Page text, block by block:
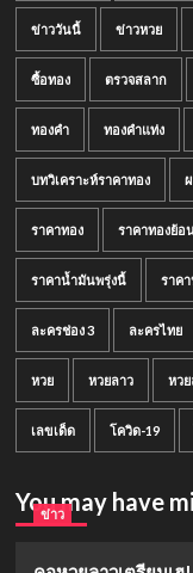
ข่าววันนี้ ข่าวหวย
ซื้อทอง ตรวจสลาก
ทองคำ ทองคำแท่ง
บทวิเคราะห์ราคาทอง
ราคาทอง ราคาทองย้อ
ราคาน้ำมันพรุ่งนี้ ราค
ละครช่อง 3 ละครไทย
หวย หวยลาว หว
เลขเด็ด โควิด-19
You may have
ข่าว